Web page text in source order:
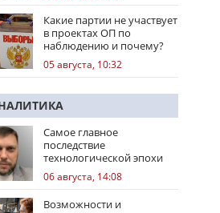
Какие партии не участвует
в проектах ОП по
наблюдению и почему?
05 августа, 10:32
Самое главное
последствие
технологической эпохи
06 августа, 14:08
Возможности и